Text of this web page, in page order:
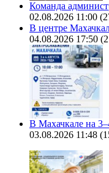
Команда
02.08.2026 11:00
В центре
04.08.2026 17:50
В Махачкале на
03.08.2026 11:48